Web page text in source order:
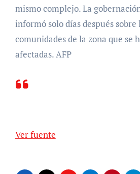
mismo complejo. La
informó solo días después
comunidades de la zona que se
afectadas. AFP
Ver fuente